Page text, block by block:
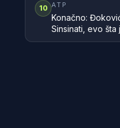
10 ATP
Konačno:
Sinsinati, evo